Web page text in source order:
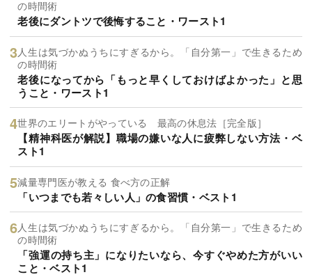
の時間術
老後にダントツで後悔すること・ワースト1
人生は気づかぬうちにすぎるから。「自分第一」で生きるため
の時間術
老後になってから「もっと早くしておけばよかった」と思
うこと・ワースト1
世界のエリートがやっている 最高の休息法［完全版］
【精神科医が解説】職場の嫌いな人に疲弊しない方法・ベ
スト1
減量専門医が教える 食べ方の正解
「いつまでも若々しい人」の食習慣・ベスト1
人生は気づかぬうちにすぎるから。「自分第一」で生きるため
の時間術
「強運の持ち主」になりたいなら、今すぐやめた方がいい
こと・ベスト1